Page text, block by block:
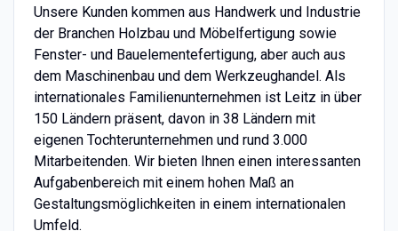
Unsere Kunden kommen aus Handwerk und Industrie
der Branchen Holzbau und Möbelfertigung sowie
Fenster- und Bauelementefertigung, aber auch aus
dem Maschinenbau und dem Werkzeughandel. Als
internationales Familienunternehmen ist Leitz in über
150 Ländern präsent, davon in 38 Ländern mit
eigenen Tochterunternehmen und rund 3.000
Mitarbeitenden. Wir bieten Ihnen einen interessanten
Aufgabenbereich mit einem hohen Maß an
Gestaltungsmöglichkeiten in einem internationalen
Umfeld.